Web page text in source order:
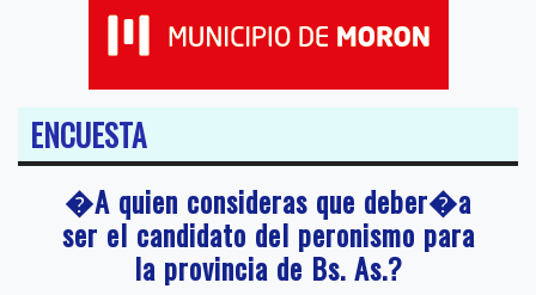
ENCUESTA
�A quien consideras que deber�a
ser el candidato del peronismo para
la provincia de Bs. As.?